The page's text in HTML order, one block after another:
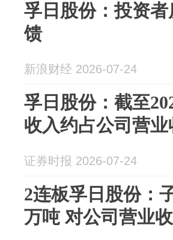
孚日股份：投资
馈
新浪财经 2026-07-24
孚日股份：截至
收入约占公司营
证券时报 2026-07-24
2连板孚日股份：
万吨 对公司营业